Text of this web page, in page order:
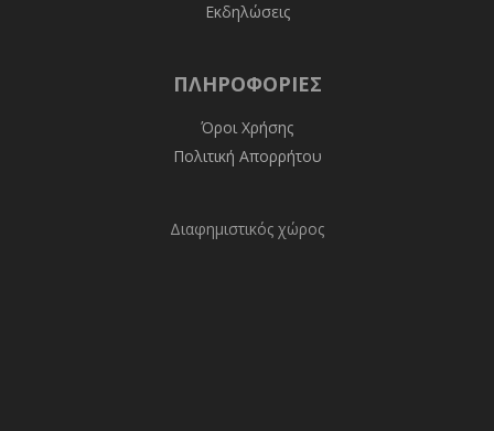
Εκδηλώσεις
ΠΛΗΡΟΦΟΡΊΕΣ
Όροι Χρήσης
Πολιτική Απορρήτου
Διαφημιστικός χώρος